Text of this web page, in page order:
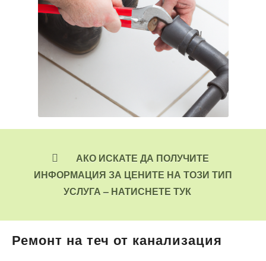
АКО ИСКАТЕ ДА ПОЛУЧИТЕ
ИНФОРМАЦИЯ ЗА ЦЕНИТЕ НА ТОЗИ ТИП
УСЛУГА – НАТИСНЕТЕ ТУК
Ремонт на теч от канализация